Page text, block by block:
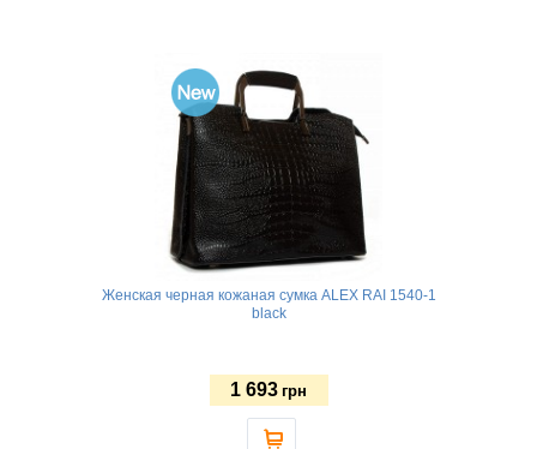
Женская черная кожаная сумка ALEX RAI 1540-1
black
1 693 грн